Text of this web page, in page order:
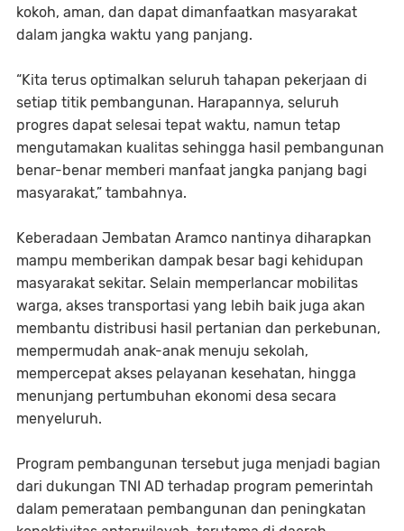
kokoh, aman, dan dapat dimanfaatkan masyarakat
dalam jangka waktu yang panjang.
“Kita terus optimalkan seluruh tahapan pekerjaan di
setiap titik pembangunan. Harapannya, seluruh
progres dapat selesai tepat waktu, namun tetap
mengutamakan kualitas sehingga hasil pembangunan
benar-benar memberi manfaat jangka panjang bagi
masyarakat,” tambahnya.
Keberadaan Jembatan Aramco nantinya diharapkan
mampu memberikan dampak besar bagi kehidupan
masyarakat sekitar. Selain memperlancar mobilitas
warga, akses transportasi yang lebih baik juga akan
membantu distribusi hasil pertanian dan perkebunan,
mempermudah anak-anak menuju sekolah,
mempercepat akses pelayanan kesehatan, hingga
menunjang pertumbuhan ekonomi desa secara
menyeluruh.
Program pembangunan tersebut juga menjadi bagian
dari dukungan TNI AD terhadap program pemerintah
dalam pemerataan pembangunan dan peningkatan